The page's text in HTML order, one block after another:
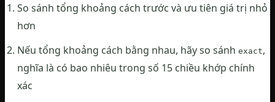
So sánh tổng khoảng cách trước và ưu tiên giá trị nhỏ
hơn
Nếu tổng khoảng cách bằng nhau, hãy so sánh exact,
nghĩa là có bao nhiêu trong số 15 chiều khớp chính
xác